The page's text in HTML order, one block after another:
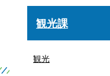
観光課
観光